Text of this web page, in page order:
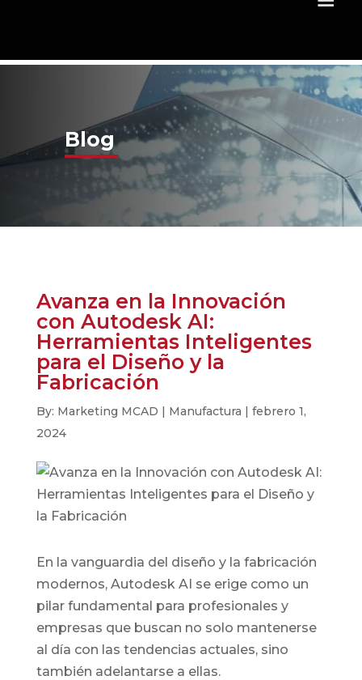
Blog
Avanza en la Innovación
con Autodesk AI:
Herramientas Inteligentes
para el Diseño y la
Fabricación
By: Marketing MCAD | Manufactura | febrero 1,
2024
En la vanguardia del diseño y la fabricación
modernos, Autodesk AI se erige como un
pilar fundamental para profesionales y
empresas que buscan no solo mantenerse
al día con las tendencias actuales, sino
también adelantarse a ellas.